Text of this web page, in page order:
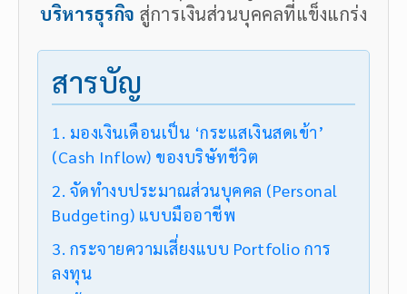
บริหารธุรกิจ สู่การเงินส่วนบุคคลที่แข็งแกร่ง
สารบัญ
1. มองเงินเดือนเป็น ‘กระแสเงินสดเข้า’
(Cash Inflow) ของบริษัทชีวิต
2. จัดทำงบประมาณส่วนบุคคล (Personal
Budgeting) แบบมืออาชีพ
3. กระจายความเสี่ยงแบบ Portfolio การ
ลงทุน